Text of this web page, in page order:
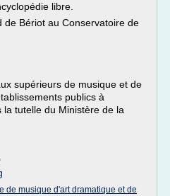
libre.
de Bériot au Conservatoire de
supérieurs de musique et de
publics à
tutelle du Ministère de la
de musique d'art dramatique et de